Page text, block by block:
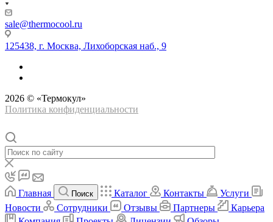
sale@thermocool.ru
125438, г. Москва, Лихоборская наб., 9
2026 © «Термокул»
Политика конфиденциальности
Главная Поиск Каталог Контакты
Услуги
Новости
Сотрудники Отзывы Партнеры
Карьера